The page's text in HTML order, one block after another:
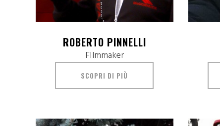
ROBERTO PINNELLI
FIlmmaker
SCOPRI DI PIÙ